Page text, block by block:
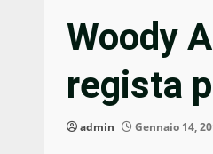
Woody
regista
admin Gennaio 14,